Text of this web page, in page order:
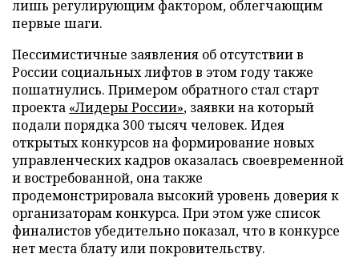
лишь регулирующим фактором, облегчающим
первые шаги.
Пессимистичные заявления об отсутствии в
России социальных лифтов в этом году также
пошатнулись. Примером обратного стал старт
проекта «Лидеры России», заявки на который
подали порядка 300 тысяч человек. Идея
открытых конкурсов на формирование новых
управленческих кадров оказалась своевременной
и востребованной, она также
продемонстрировала высокий уровень доверия к
организаторам конкурса. При этом уже список
финалистов убедительно показал, что в конкурсе
нет места блату или покровительству.